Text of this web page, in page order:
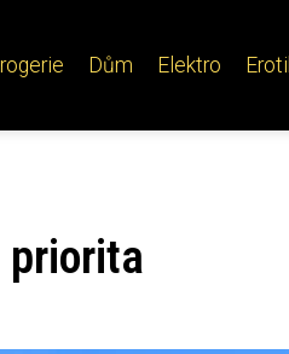
Dům Elektro
priorita